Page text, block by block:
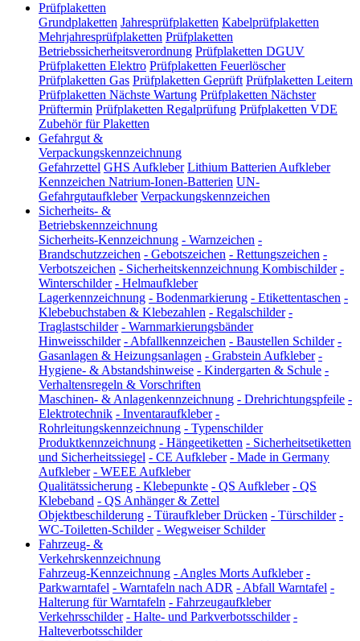
Prüfplaketten
Grundplaketten Jahresprüfplaketten Kabelprüfplaketten
Mehrjahresprüfplaketten Prüfplaketten
Betriebssicherheitsverordnung Prüfplaketten DGUV
Prüfplaketten Elektro Prüfplaketten Feuerlöscher
Prüfplaketten Gas Prüfplaketten Geprüft Prüfplaketten Leitern
Prüfplaketten Nächste Wartung Prüfplaketten Nächster
Prüftermin Prüfplaketten Regalprüfung Prüfplaketten VDE
Zubehör für Plaketten
Gefahrgut &
Verpackungskennzeichnung
Gefahrzettel GHS Aufkleber Lithium Batterien Aufkleber
Kennzeichen Natrium-Ionen-Batterien UN-
Gefahrgutaufkleber Verpackungskennzeichen
Sicherheits- &
Betriebskennzeichnung
Sicherheits-Kennzeichnung - Warnzeichen -
Brandschutzzeichen - Gebotszeichen - Rettungszeichen -
Verbotszeichen - Sicherheitskennzeichnung Kombischilder -
Winterschilder - Helmaufkleber
Lagerkennzeichnung - Bodenmarkierung - Etikettentaschen -
Klebebuchstaben & Klebezahlen - Regalschilder -
Traglastschilder - Warnmarkierungsbänder
Hinweisschilder - Abfallkennzeichen - Baustellen Schilder -
Gasanlagen & Heizungsanlagen - Grabstein Aufkleber -
Hygiene- & Abstandshinweise - Kindergarten & Schule -
Verhaltensregeln & Vorschriften
Maschinen- & Anlagenkennzeichnung - Drehrichtungspfeile -
Elektrotechnik - Inventaraufkleber -
Rohrleitungskennzeichnung - Typenschilder
Produktkennzeichnung - Hängeetiketten - Sicherheitsetiketten
und Sicherheitssiegel - CE Aufkleber - Made in Germany
Aufkleber - WEEE Aufkleber
Qualitätssicherung - Klebepunkte - QS Aufkleber - QS
Klebeband - QS Anhänger & Zettel
Objektbeschilderung - Türaufkleber Drücken - Türschilder -
WC-Toiletten-Schilder - Wegweiser Schilder
Fahrzeug- &
Verkehrskennzeichnung
Fahrzeug-Kennzeichnung - Angles Morts Aufkleber -
Parkwarntafel - Warntafeln nach ADR - Abfall Warntafel -
Halterung für Warntafeln - Fahrzeugaufkleber
Verkehrsschilder - Halte- und Parkverbotsschilder -
Halteverbotsschilder